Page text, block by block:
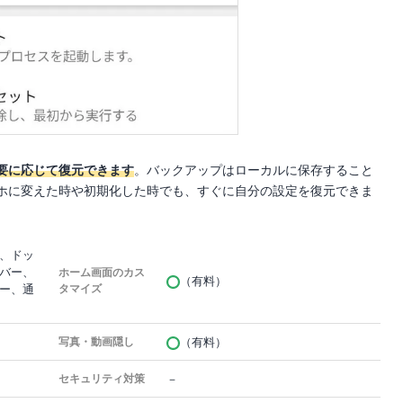
に応じて復元できます。バックアップはローカルに保存すること
変えた時や初期化した時でも、すぐに自分の設定を復元できま
ドッ
ー、
、通
ホーム画面のカス
タマイズ
（有料）
写真・動画隠し （有料）
セキュリティ対策 －